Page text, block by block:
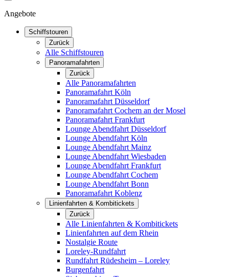
Angebote
Schiffstouren
Zurück
Alle Schiffstouren
Panoramafahrten
Zurück
Alle Panoramafahrten
Panoramafahrt Köln
Panoramafahrt Düsseldorf
Panoramafahrt Cochem an der Mosel
Panoramafahrt Frankfurt
Lounge Abendfahrt Düsseldorf
Lounge Abendfahrt Köln
Lounge Abendfahrt Mainz
Lounge Abendfahrt Wiesbaden
Lounge Abendfahrt Frankfurt
Lounge Abendfahrt Cochem
Lounge Abendfahrt Bonn
Panoramafahrt Koblenz
Linienfahrten & Kombitickets
Zurück
Alle Linienfahrten & Kombitickets
Linienfahrten auf dem Rhein
Nostalgie Route
Loreley-Rundfahrt
Rundfahrt Rüdesheim – Loreley
Burgenfahrt